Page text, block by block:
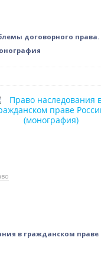
договорного права.
в гражданском праве